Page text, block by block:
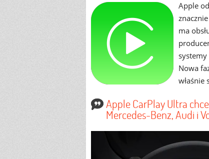
Apple
ma
Nowa
właśnie
Apple CarPlay Ultra
Mercedes-Benz, Audi i